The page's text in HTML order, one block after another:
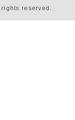
reserved.